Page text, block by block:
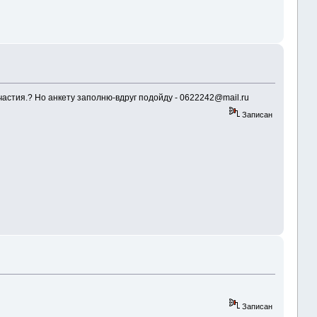
Но анкету заполню-вдруг подойду - 0622242@mail.ru
Записан
Записан